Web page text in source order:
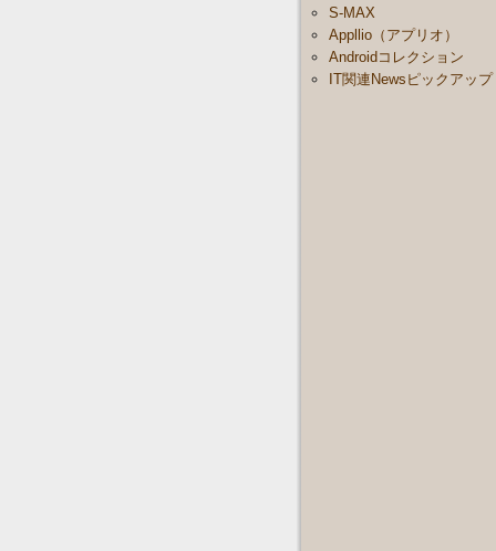
S-MAX
Appllio（アプリオ）
Androidコレクション
IT関連Newsピックアップ